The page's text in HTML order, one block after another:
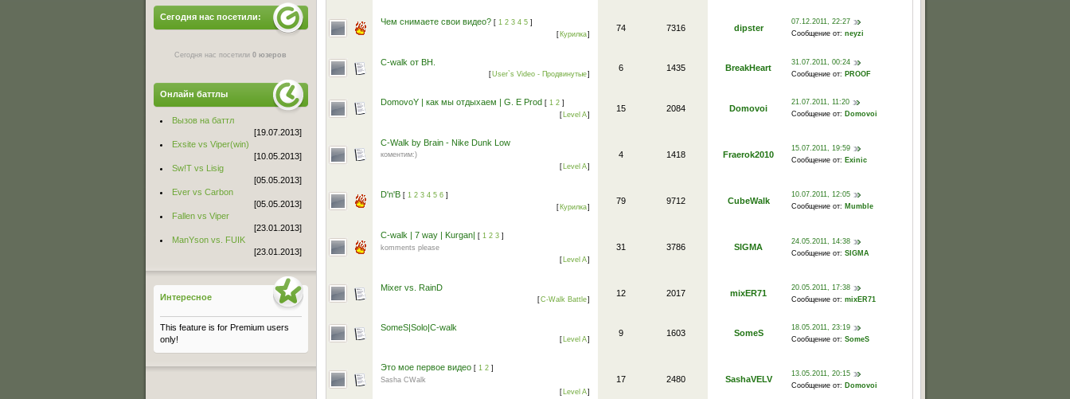
Чем снимаете свои видео? [ 1 2 3 4 5]
[ Курилка]
74 7316 dipster
07.12.2011, 22:27
Сообщение от: neyzi
C-walk от BH.
[User`s Video - Продвинутые]
6 1435 BreakHeart
31.07.2011, 00:24
Сообщение от: PROOF
DomovoY | как мы отдыхаем | G. E Prod [ 1 2]
[ Level A]
15 2084 Domovoi
21.07.2011, 11:20
Сообщение от: Domovoi
C-Walk by Brain - Nike Dunk Low
коментим:)
[ Level A]
4 1418 Fraerok2010
15.07.2011, 19:59
Сообщение от: Exinic
D'n'B [ 1 2 3 4 5 6]
[ Курилка]
79 9712 CubeWalk
10.07.2011, 12:05
Сообщение от: Mumble
C-walk | 7 way | Kurgan| [ 1 2 3]
komments please
[ Level A]
31 3786 SIGMA
24.05.2011, 14:38
Сообщение от: SIGMA
Mixer vs. RainD
[C-Walk Battle]
12 2017 mixER71
20.05.2011, 17:38
Сообщение от: mixER71
SomeS|Solo|C-walk
[ Level A]
9 1603 SomeS
18.05.2011, 23:19
Сообщение от: SomeS
Это мое первое видео [ 1 2]
Sasha CWalk
[ Level A]
17 2480 SashaVELV
13.05.2011, 20:15
Сообщение от: Domovoi
Сегодня нас посетили:
Сегодня нас посетили 0 юзеров
Онлайн баттлы
Вызов на баттл
[19.07.2013]
Exsite vs Viper(win)
[10.05.2013]
Sw!T vs Lisig
[05.05.2013]
Ever vs Carbon
[05.05.2013]
Fallen vs Viper
[23.01.2013]
ManYson vs. FUIK
[23.01.2013]
Интересное
This feature is for Premium users
only!